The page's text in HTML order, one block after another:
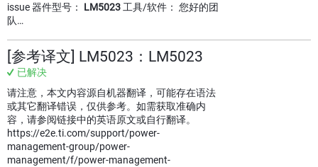
issue 器件型号： LM5023 工具/软件： 您好的团
队…
[参考译文] LM5023：LM5023
已解决
请注意，本文内容源自机器翻译，可能存在语法
或其它翻译错误，仅供参考。如需获取准确内
容，请参阅链接中的英语原文或自行翻译。
https://e2e.ti.com/support/power-
management-group/power-
management/f/power-management-